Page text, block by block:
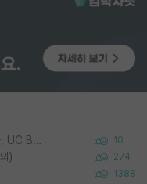
Korea University 수학, 컴퓨터과학 이학사, UC Berkeley 산업공학 대학원 공학박사가 되는 것은 쉽지 않겠죠? 10
) 274
1388